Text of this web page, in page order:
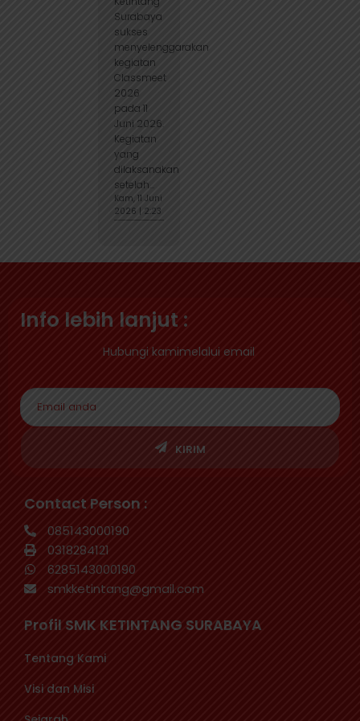
Surabaya
sukses
menyelenggarakan
kegiatan
Classmeet
2026
pada 11
Juni 2026.
Kegiatan
yang
dilaksanakan
setelah...
Kam, 11 Juni
2026 | 2:23
Info lebih lanjut :
Hubungi kamimelalui email
KIRIM
Contact Person :
085143000190
0318284121
6285143000190
smkketintang@gmail.com
Profil SMK KETINTANG SURABAYA
Tentang Kami
Visi dan Misi